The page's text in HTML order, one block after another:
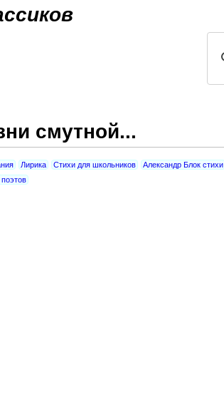
смутной...
Лирика Стихи для школьников Александр Блок стихи